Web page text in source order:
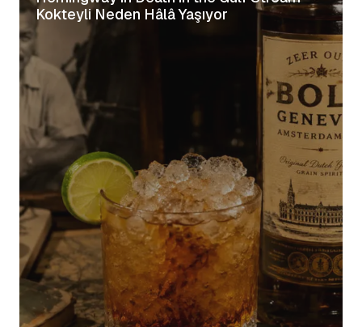
Kokteyli Neden Hâlâ Yaşıyor